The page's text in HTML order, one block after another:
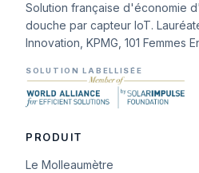
Solution française d'économie
douche par capteur IoT.
Innovation, KPMG, 101 Femmes
SOLUTION LABELLISÉE
PRODUIT
Le Molleaumètre